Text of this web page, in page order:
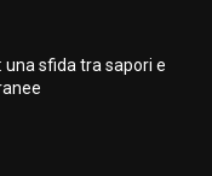
una sfida tra sapori e